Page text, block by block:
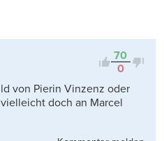
Kontrovers
70
0
von Pierin Vinzenz oder
doch an Marcel